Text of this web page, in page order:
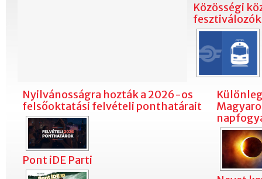
Közösségi
Nyilvánosságra hozták a 2026-os
felsőoktatási felvételi ponthatárait
Pont iDE Parti